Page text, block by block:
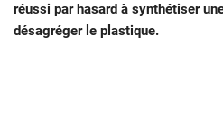
réussi par hasard à synthétiser
désagréger le plastique.